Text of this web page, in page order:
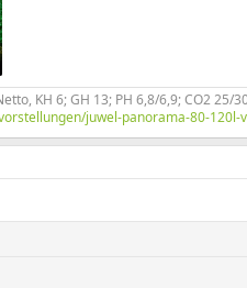
KH 6; GH 13; PH 6,8/6,9; CO2 25/
juwel-panorama-80-120l-